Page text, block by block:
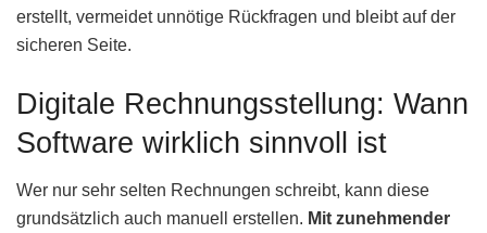
erstellt, vermeidet unnötige Rückfragen und bleibt auf der
sicheren Seite.
Digitale Rechnungsstellung: Wann
Software wirklich sinnvoll ist
Wer nur sehr selten Rechnungen schreibt, kann diese
grundsätzlich auch manuell erstellen. Mit zunehmender